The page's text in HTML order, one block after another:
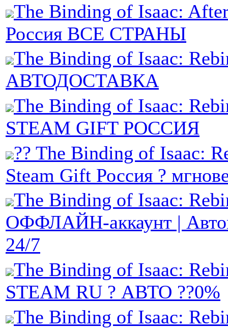
The Binding of Isaac:
Россия ВСЕ СТРАНЫ
The Binding of Isaac:
АВТОДОСТАВКА
The Binding of Isaac:
STEAM GIFT РОССИЯ
?? The Binding of Isaac:
Steam Gift Россия ?
The Binding of Isaac:
ОФФЛАЙН-аккаунт |
24/7
The Binding of Isaac:
STEAM RU ? АВТО ??0%
The Binding of Isaac: